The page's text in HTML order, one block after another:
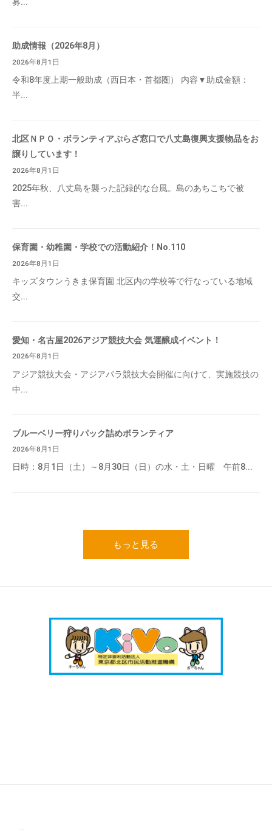
助成情報（2026年8月）
2026年8月1日
令和8年度上期一般助成（西日本・首都圏） 内容▼助成金額：
半...
北区ＮＰＯ・ボランティアぷらざ窓口で八丈島復興支援物品をお
譲りしています！
2026年8月1日
2025年秋、八丈島を襲った記録的な台風。島のあちこちで被
害...
保育園・幼稚園・学校での活動紹介！No.110
2026年8月1日
キッズタウンうきま保育園 北区内の学校等で行なっている地域
交...
愛知・名古屋2026アジア競技大会 気運醸成イベント！
2026年8月1日
アジア競技大会・アジアパラ競技大会開催に向けて、実施競技の
中...
ブルーベリー狩りパック詰めボランティア
2026年8月1日
日時：8月1日（土）～8月30日（日）の水・土・日曜 午前8...
もっと見る